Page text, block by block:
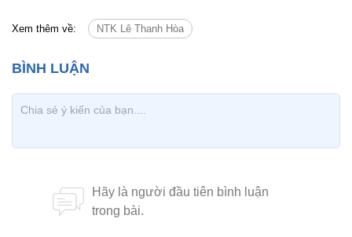
Xem thêm về: NTK Lê Thanh Hòa